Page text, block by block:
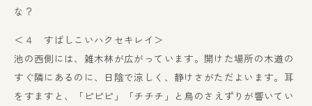
な？
＜４ すばしこいハクセキレイ＞
池の西側には、雑木林が広がっています。開けた場所の木道の
すぐ隣にあるのに、日陰で涼しく、静けさがただよいます。耳
をすますと、「ピピピ」「チチチ」と鳥のさえずりが響いてい